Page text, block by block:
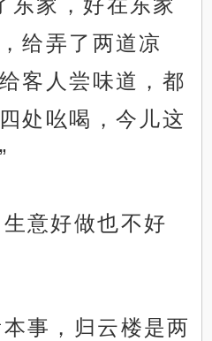
东家，好在东家
给弄了两道凉
客人尝味道，都
处吆喝，今儿这
意好做也不好
事，归云楼是两